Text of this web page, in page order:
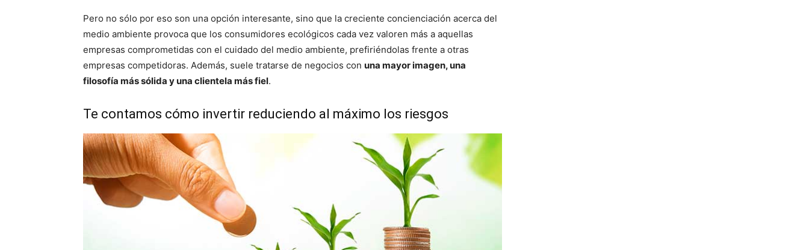
Pero no sólo por eso son una opción interesante, sino que la creciente concienciación acerca del
medio ambiente provoca que los consumidores ecológicos cada vez valoren más a aquellas
empresas comprometidas con el cuidado del medio ambiente, prefiriéndolas frente a otras
empresas competidoras. Además, suele tratarse de negocios con una mayor imagen, una
filosofía más sólida y una clientela más fiel.
Te contamos cómo invertir reduciendo al máximo los riesgos